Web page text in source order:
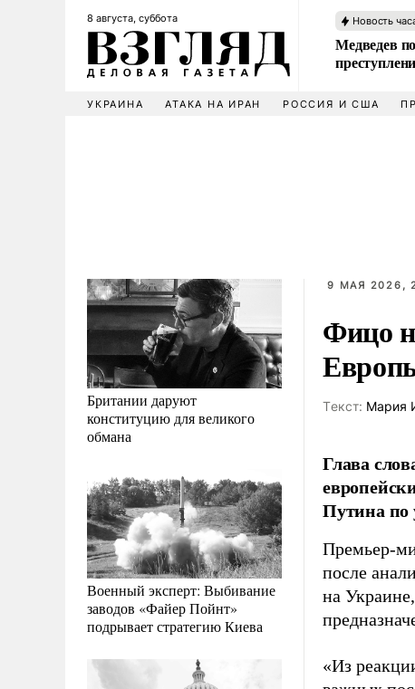
8 августа, суббота Новость
Медведев
УКРАИНА АТАКА НА ИРАН РОССИЯ И США
Британии даруют
конституцию для великого
обмана
Военный эксперт: Выбивание
заводов «Файер Пойнт»
подрывает стратегию Киева
9 МАЯ 2026,
Фицо
Tекст: Мария
Глава
Путина по
Премьер-
после
на
«Из